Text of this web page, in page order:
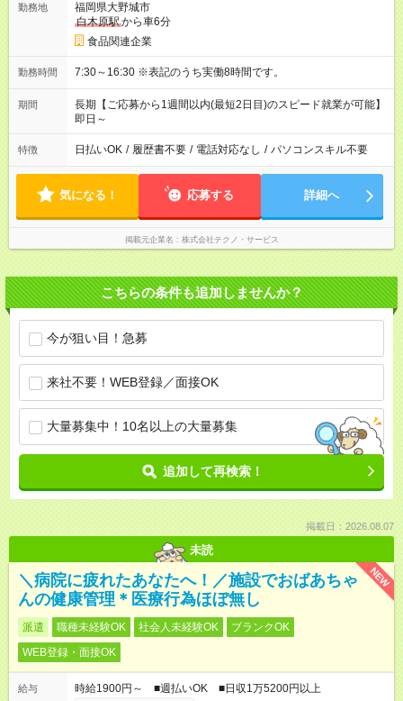
勤務地
福岡県大野城市
白木原駅から車6分
食品関連企業
勤務時間 7:30～16:30 ※表記のうち実働8時間です。
期間
長期【ご応募から1週間以内(最短2日目)のスピード就業が可能】
即日～
特徴 日払いOK / 履歴書不要 / 電話対応なし / パソコンスキル不要
気になる！ 応募する 詳細へ
掲載元企業名 株式会社テクノ・サービス
こちらの条件も追加しませんか？
今が狙い目！急募
来社不要！WEB登録／面接OK
大量募集中！10名以上の大量募集
追加して再検索！
掲載日：2026.08.07
未読
NEW
＼病院に疲れたあなたへ！／施設でおばあちゃ
んの健康管理＊医療行為ほぼ無し
派遣 職種未経験OK 社会人未経験OK
ブランクOK
WEB登録・面接OK
給与 時給1900円～ ■週払いOK ■日収1万5200円以上